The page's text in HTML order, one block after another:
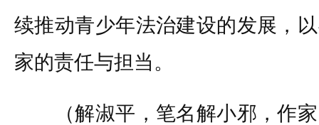
续推动青少年法治建设的发展，
家的责任与担当。
（解淑平，笔名解小邪，作家